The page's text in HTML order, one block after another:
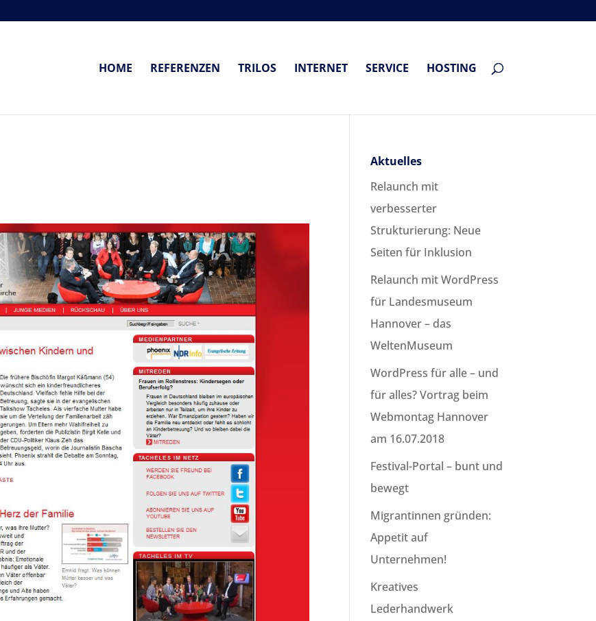
HOME REFERENZEN TRILOS INTERNET SERVICE HOSTING
Aktuelles
Relaunch mit
verbesserter
Strukturierung: Neue
Seiten für Inklusion
Relaunch mit WordPress
für Landesmuseum
Hannover – das
WeltenMuseum
WordPress für alle – und
für alles? Vortrag beim
Webmontag Hannover
am 16.07.2018
Festival-Portal – bunt und
bewegt
Migrantinnen gründen:
Appetit auf
Unternehmen!
Kreatives
Lederhandwerk